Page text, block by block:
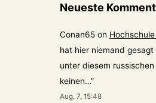
Neueste
Conan65 on
hat hier niemand
unter diesem
keinen…”
Aug. 7, 15:48